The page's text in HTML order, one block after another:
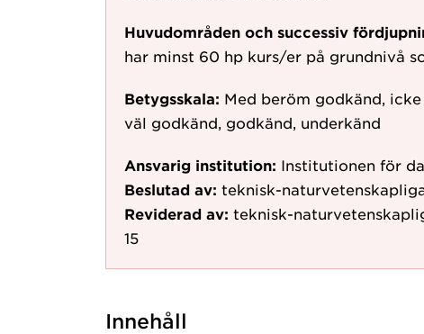
Huvudområden och successiv
har minst 60 hp kurs/er på grundnivå
Betygsskala: Med beröm godkänd,
väl godkänd, godkänd, underkänd
Ansvarig institution: Institutionen för
Beslutad av: teknisk-
Reviderad av: teknisk-
15
Innehåll